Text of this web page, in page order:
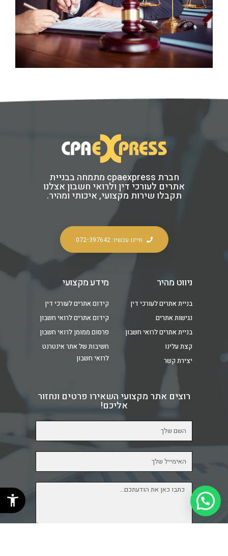
חברת cpaexpress מתמחה בבניית
אתרים לעורכי דין ולרואי חשבון אצלנו
תקבלו שירות מקצועי, איכותי ומהיר.
חייגו עכשיו: 072-397642
ניווט מהיר
בניית אתרים לעורכי דין
נגישות אתרים
בניית אתרים לרואי חשבון​
קצת עלינו
יצירת קשר
מידע מקצועי
קידום אתרים לעורכי דין
קידום אתרים לרואי חשבון
פרסום ממומן לרואי חשבון
חשיבות של אתר אינטרנט
לרואי חשבון
רוצים אתר מקצועי השאירו פרטים ונחזור
אליכם!